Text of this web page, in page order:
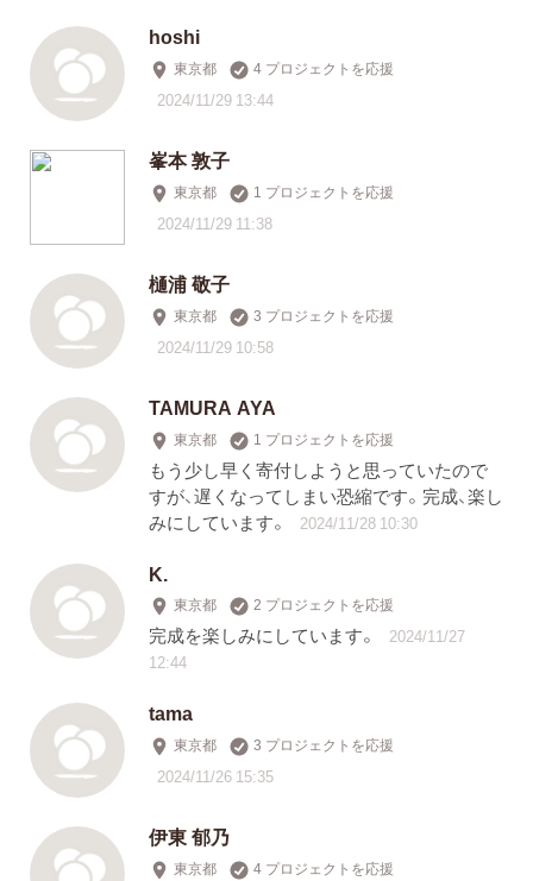
hoshi
東京都 4 プロジェクトを応援
2024/11/29 13:44
峯本 敦子
東京都 1 プロジェクトを応援
2024/11/29 11:38
樋浦 敬子
東京都 3 プロジェクトを応援
2024/11/29 10:58
TAMURA AYA
東京都 1 プロジェクトを応援
もう少し早く寄付しようと思っていたので
すが、遅くなってしまい恐縮です。完成、楽し
みにしています。
2024/11/28 10:30
K.
東京都 2 プロジェクトを応援
完成を楽しみにしています。
2024/11/27
12:44
tama
東京都 3 プロジェクトを応援
2024/11/26 15:35
伊東 郁乃
東京都 4 プロジェクトを応援